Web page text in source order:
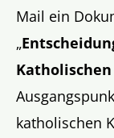
Mail ein
„
katholischen